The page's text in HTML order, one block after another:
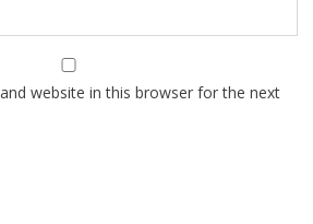
website in this browser for the next